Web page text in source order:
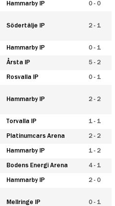
Hammarby IP 0 - 0
Södertälje IP 2 - 1
Hammarby IP 0 - 1
Årsta IP 5 - 2
Rosvalla IP 0 - 1
Hammarby IP 2 - 2
Torvalla IP 1 - 1
Platinumcars Arena 2 - 2
Hammarby IP 1 - 2
Bodens Energi Arena 4 - 1
Hammarby IP 2 - 0
Mellringe IP 0 - 1